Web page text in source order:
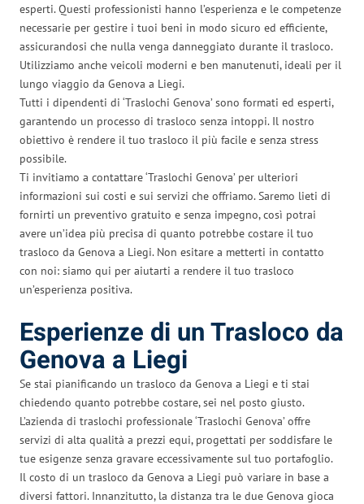
esperti. Questi professionisti hanno l’esperienza e le competenze
necessarie per gestire i tuoi beni in modo sicuro ed efficiente,
assicurandosi che nulla venga danneggiato durante il trasloco.
Utilizziamo anche veicoli moderni e ben manutenuti, ideali per il
lungo viaggio da Genova a Liegi.
Tutti i dipendenti di ‘Traslochi Genova’ sono formati ed esperti,
garantendo un processo di trasloco senza intoppi. Il nostro
obiettivo è rendere il tuo trasloco il più facile e senza stress
possibile.
Ti invitiamo a contattare ‘Traslochi Genova’ per ulteriori
informazioni sui costi e sui servizi che offriamo. Saremo lieti di
fornirti un preventivo gratuito e senza impegno, così potrai
avere un’idea più precisa di quanto potrebbe costare il tuo
trasloco da Genova a Liegi. Non esitare a metterti in contatto
con noi: siamo qui per aiutarti a rendere il tuo trasloco
un’esperienza positiva.
Esperienze di un Trasloco da
Genova a Liegi
Se stai pianificando un trasloco da Genova a Liegi e ti stai
chiedendo quanto potrebbe costare, sei nel posto giusto.
L’azienda di traslochi professionale ‘Traslochi Genova’ offre
servizi di alta qualità a prezzi equi, progettati per soddisfare le
tue esigenze senza gravare eccessivamente sul tuo portafoglio.
Il costo di un trasloco da Genova a Liegi può variare in base a
diversi fattori. Innanzitutto, la distanza tra le due Genova gioca